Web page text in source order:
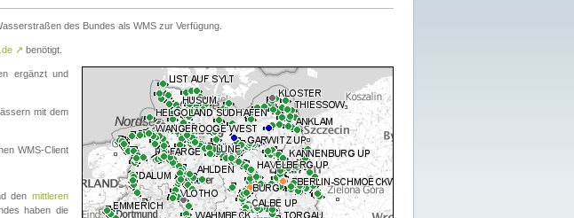
des Bundes als WMS zur Verfügung.
↗ benötigt.
ergänzt und
mit dem
WMS-Client
denmittleren
haben die